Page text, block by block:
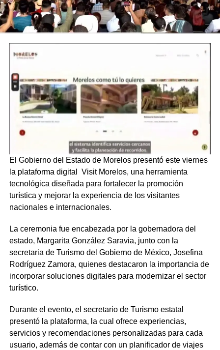
El Gobierno del Estado de Morelos presentó este viernes
la plataforma digital Visit Morelos⁠, una herramienta
tecnológica diseñada para fortalecer la promoción
turística y mejorar la experiencia de los visitantes
nacionales e internacionales.
La ceremonia fue encabezada por la gobernadora del
estado, Margarita González Saravia, junto con la
secretaria de Turismo del Gobierno de México, Josefina
Rodríguez Zamora, quienes destacaron la importancia de
incorporar soluciones digitales para modernizar el sector
turístico.
Durante el evento, el secretario de Turismo estatal
presentó la plataforma, la cual ofrece experiencias,
servicios y recomendaciones personalizadas para cada
usuario, además de contar con un planificador de viajes